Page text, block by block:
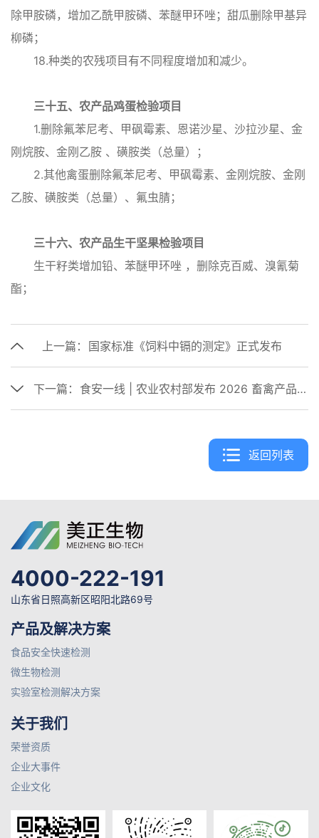
除甲胺磷，增加乙酰甲胺磷、苯醚甲环唑；甜瓜删除甲基异
柳磷；
18.种类的农残项目有不同程度增加和减少。
三十五、农产品鸡蛋检验项目
1.删除氟苯尼考、甲砜霉素、恩诺沙星、沙拉沙星、金
刚烷胺、金刚乙胺 、磺胺类（总量）；
2.其他禽蛋删除氟苯尼考、甲砜霉素、金刚烷胺、金刚
乙胺、磺胺类（总量）、氟虫腈；
三十六、农产品生干坚果检验项目
生干籽类增加铅、苯醚甲环唑 ，删除克百威、溴氰菊
酯；
上一篇： 国家标准《饲料中镉的测定》正式发布
下一篇： 食安一线 | 农业农村部发布 2026 畜禽产品兽药残留监控计划！
返回列表
4000-222-191
山东省日照高新区昭阳北路69号
产品及解决方案
食品安全快速检测
微生物检测
实验室检测解决方案
关于我们
荣誉资质
企业大事件
企业文化